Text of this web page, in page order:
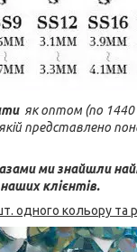
як оптом (по 1440
представлено
ми знайшли
клієнтів.
одного кольору та